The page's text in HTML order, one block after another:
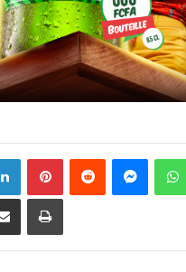
Linkedin PinterestReddit
Partager par email Imprimer